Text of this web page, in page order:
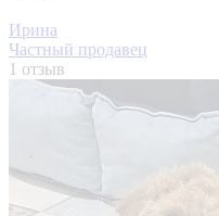
Ирина
Частный продавец
1 отзыв